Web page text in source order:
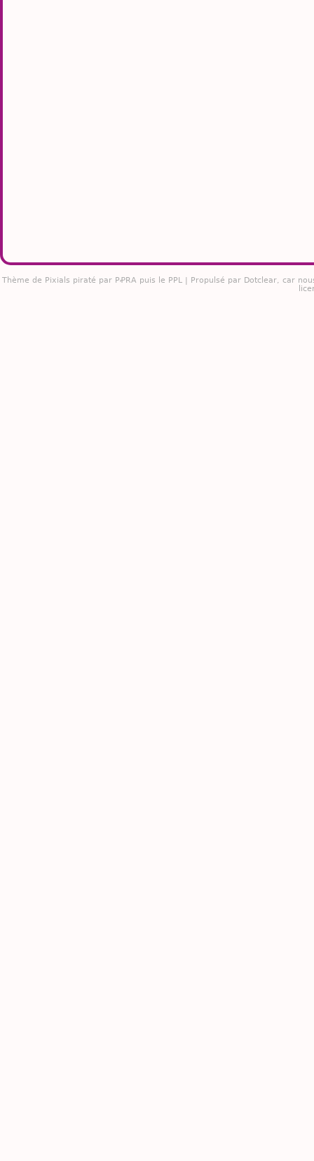
Thème de Pixials piraté par PꝒRA puis le PPL | Propulsé par Dotclear, car